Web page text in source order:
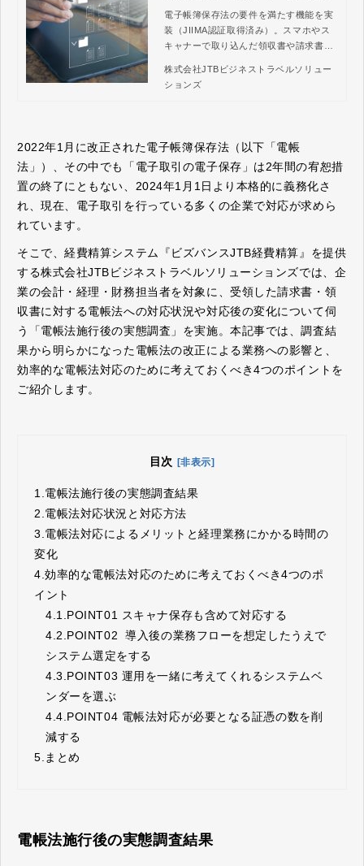
ューションズ
電子帳簿保存法の要件を満たす機能を実
装（JIIMA認証取得済み）。スマホやス
キャナーで取り込んだ領収書や請求書に
プ付きのデータで経費精算を行うことが
できます。さらに検索機能を利用して領
株式会社JTBビジネストラベルソリュー
ションズ
2022年1月に改正された電子帳簿保存法（以下「電帳
法」）、その中でも「電子取引の電子保存」は2年間の宥恕措
置の終了にともない、2024年1月1日より本格的に義務化さ
れ、現在、電子取引を行っている多くの企業で対応が求めら
れています。
そこで、経費精算システム『ビズバンスJTB経費精算』を提供
する株式会社JTBビジネストラベルソリューションズでは、企
業の会計・経理・財務担当者を対象に、受領した請求書・領
収書に対する電帳法への対応状況や対応後の変化について伺
う「電帳法施行後の実態調査」を実施。本記事では、調査結
果から明らかになった電帳法の改正による業務への影響と、
効率的な電帳法対応のために考えておくべき4つのポイントを
ご紹介します。
目次 [非表示]
1.電帳法施行後の実態調査結果
2.電帳法対応状況と対応方法
3.電帳法対応によるメリットと経理業務にかかる時間の
変化
4.効率的な電帳法対応のために考えておくべき4つのポ
イント
4.1.POINT01 スキャナ保存も含めて対応する
4.2.POINT02 導入後の業務フローを想定したうえで
システム選定をする
4.3.POINT03 運用を一緒に考えてくれるシステムベ
ンダーを選ぶ
4.4.POINT04 電帳法対応が必要となる証憑の数を削
減する
5.まとめ
電帳法施行後の実態調査結果